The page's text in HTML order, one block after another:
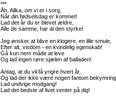
***
Åh, Allka, om vi er i sorg,
Når din fødselsdag er kommet!
Lad det år du er blevet ældre,
Alle de samme, har al den styrke!
Jeg ønsker at blive en klogere, en lille smule,
Efter alt, visdom - en kvindelig egenskab!
Gå kun nem måde at leve
Og lad ingen røre sjælen af ​​balladen!
Antag, at du vil få yngre hvert år,
Og lad der ikke være nogen fantom
Lad undvige modgang!
Lad det bedste af livet venter på dig!